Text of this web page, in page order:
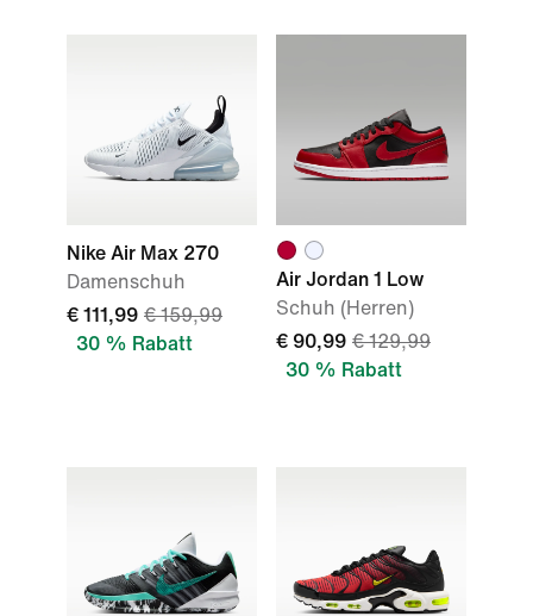
Nike Air Max 270
Damenschuh
€ 111,99 € 159,99
30 % Rabatt
Air Jordan 1 Low
Schuh (Herren)
€ 90,99 € 129,99
30 % Rabatt